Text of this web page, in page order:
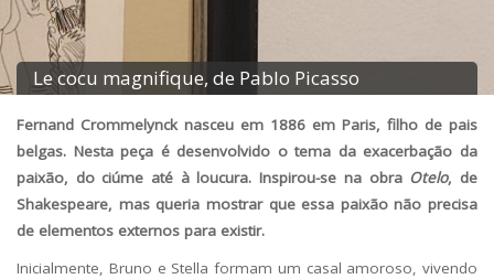
Le cocu magnifique, de Pablo Picasso
Fernand Crommelynck nasceu em 1886 em Paris, filho de pais
belgas. Nesta peça é desenvolvido o tema da exacerbação da
paixão, do ciúme até à loucura. Inspirou-se na obra Otelo, de
Shakespeare, mas queria mostrar que essa paixão não precisa
de elementos externos para existir.
Inicialmente, Bruno e Stella formam um casal amoroso, vivendo